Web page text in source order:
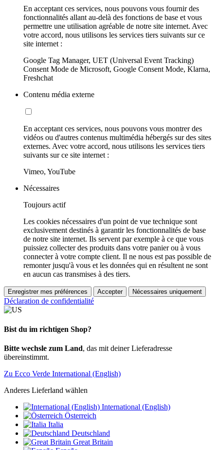
En acceptant ces services, nous pouvons vous fournir des
fonctionnalités allant au-delà des fonctions de base et vous
permettre une utilisation agréable de notre site internet. Avec
votre accord, nous utilisons les services tiers suivants sur ce
site internet :
Google Tag Manager, UET (Universal Event Tracking)
Consent Mode de Microsoft, Google Consent Mode, Klarna,
Freshchat
Contenu média externe
En acceptant ces services, nous pouvons vous montrer des
vidéos ou d'autres contenus multimédia hébergés sur des sites
externes. Avec votre accord, nous utilisons les services tiers
suivants sur ce site internet :
Vimeo, YouTube
Nécessaires
Toujours actif
Les cookies nécessaires d'un point de vue technique sont
exclusivement destinés à garantir les fonctionnalités de base
de notre site internet. Ils servent par exemple à ce que vous
puissiez collecter des produits dans votre panier ou à vous
connecter à votre compte client. Il ne nous est pas possible de
remonter jusqu'à vous et les données qui en résultent ne sont
en aucun cas transmises à des tiers.
Enregistrer mes préférences Accepter Nécessaires uniquement
Déclaration de confidentialité
Bist du im richtigen Shop?
Bitte wechsle zum Land, das mit deiner Lieferadresse
übereinstimmt.
Zu Ecco Verde International (English)
Anderes Lieferland wählen
International (English)
Österreich
Italia
Deutschland
Great Britain